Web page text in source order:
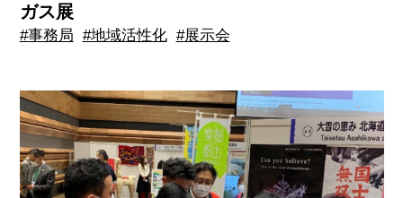
ガス展
#事務局 #地域活性化 #展示会